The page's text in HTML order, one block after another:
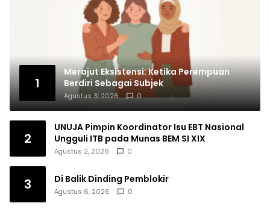
1
Merajut Eksistensi: Ketika Perempuan
Berdiri Sebagai Subjek
Agustus 3, 2026 0
2
UNUJA Pimpin Koordinator Isu EBT Nasional
Ungguli ITB pada Munas BEM SI XIX
Agustus 2, 2026 0
3 Di Balik Dinding Pemblokir
Agustus 6, 2026 0